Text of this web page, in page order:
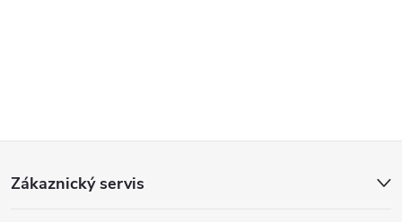
Zákaznický servis